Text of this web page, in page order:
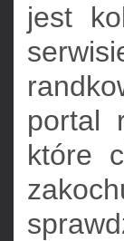
jest
portal
które